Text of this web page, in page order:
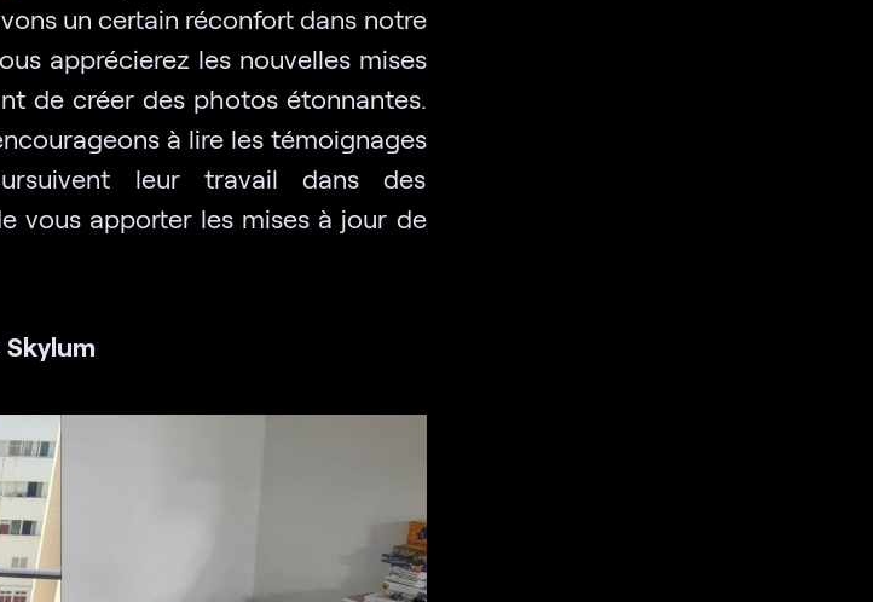
un certain réconfort dans notre
apprécierez les nouvelles mises
de créer des photos étonnantes.
à lire les témoignages
leur travail dans des
vous apporter les mises à jour de
Skylum